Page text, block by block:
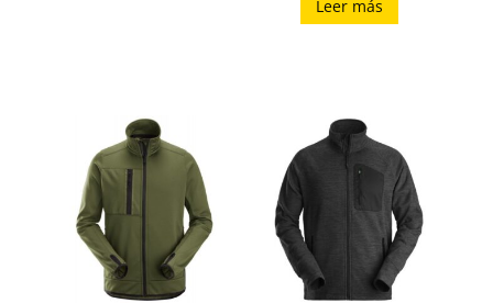
Leer más